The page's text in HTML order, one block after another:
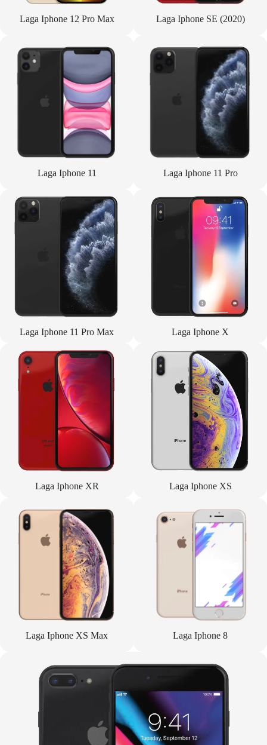
Laga Iphone 12 Pro Max Laga Iphone SE (2020)
Laga Iphone 11 Laga Iphone 11 Pro
Laga Iphone 11 Pro Max Laga Iphone X
Laga Iphone XR Laga Iphone XS
Laga Iphone XS Max Laga Iphone 8